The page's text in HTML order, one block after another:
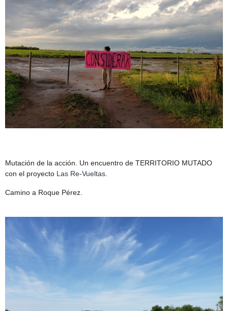
Mutación de la acción. Un encuentro de TERRITORIO MUTADO
con el proyecto Las Re-Vueltas.
Camino a Roque Pérez.